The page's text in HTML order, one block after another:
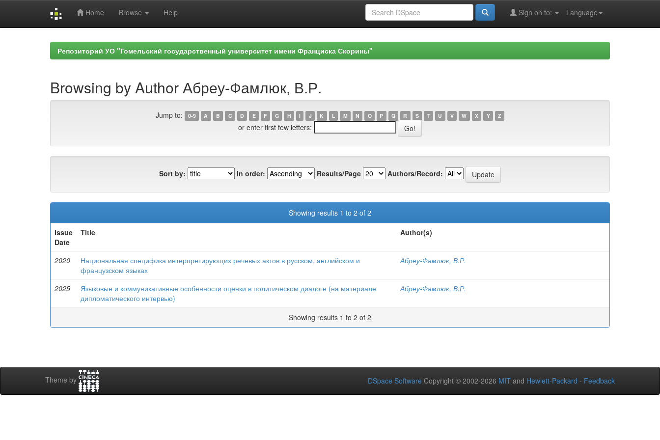
Home Browse Help Language
Sign on to:
Репозиторий УО "Гомельский государственный университет имени Франциска Скорины"
Browsing by Author Абреу-Фамлюк, В.Р.
Jump to: 0-9 A B C D E F G H I J K L M N O P Q R S T U V W X Y Z
or enter first few letters:
Sort by: In order: Results/Page Authors/Record:
Showing results 1 to 2 of 2
Issue
Date
Title Author(s)
2020
Национальная специфика интерпретирующих речевых актов в русском, английском и
французском языках
Абреу-Фамлюк, В.Р.
2025
Языковые и коммуникативные особенности оценки в политическом диалоге (на материале
дипломатического интервью)
Абреу-Фамлюк, В.Р.
Showing results 1 to 2 of 2
Theme by DSpace Software Copyright © 2002-2026 MIT and Hewlett-Packard - Feedback